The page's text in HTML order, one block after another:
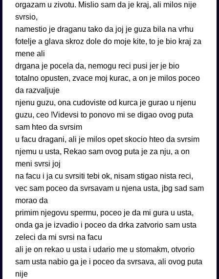
orgazam u zivotu. Mislio sam da je kraj, ali milos nije
svrsio,
namestio je draganu tako da joj je guza bila na vrhu
fotelje a glava skroz dole do moje kite, to je bio kraj za
mene ali
drgana je pocela da, nemogu reci pusi jer je bio
totalno opusten, zvace moj kurac, a on je milos poceo
da razvaljuje
njenu guzu, ona cudoviste od kurca je gurao u njenu
guzu, ceo !Videvsi to ponovo mi se digao ovog puta
sam hteo da svrsim
u facu dragani, ali je milos opet skocio hteo da svrsim
njemu u usta, Rekao sam ovog puta je za nju, a on
meni svrsi joj
na facu i ja cu svrsiti tebi ok, nisam stigao nista reci,
vec sam poceo da svrsavam u njena usta, jbg sad sam
morao da
primim njegovu spermu, poceo je da mi gura u usta,
onda ga je izvadio i poceo da drka zatvorio sam usta
zeleci da mi svrsi na facu
ali je on rekao u usta i udario me u stomakm, otvorio
sam usta nabio ga je i poceo da svrsava, ali ovog puta
nije